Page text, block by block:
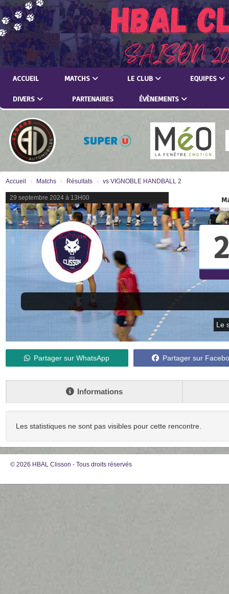
ACCUEIL MATCHS LE CLUB EQUIPES
DIVERS PARTENAIRES ÉVÈNEMENTS
Accueil Matchs Résultats vs VIGNOBLE HANDBALL 2
29 septembre 2024 à 13H00
Le
Partager sur WhatsApp Partager sur
Informations
Les statistiques ne sont pas visibles pour cette rencontre.
© 2026 HBAL Clisson - Tous droits réservés
Panneau de gestion des cookies